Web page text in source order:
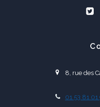
8, rue des
01 53 81 01